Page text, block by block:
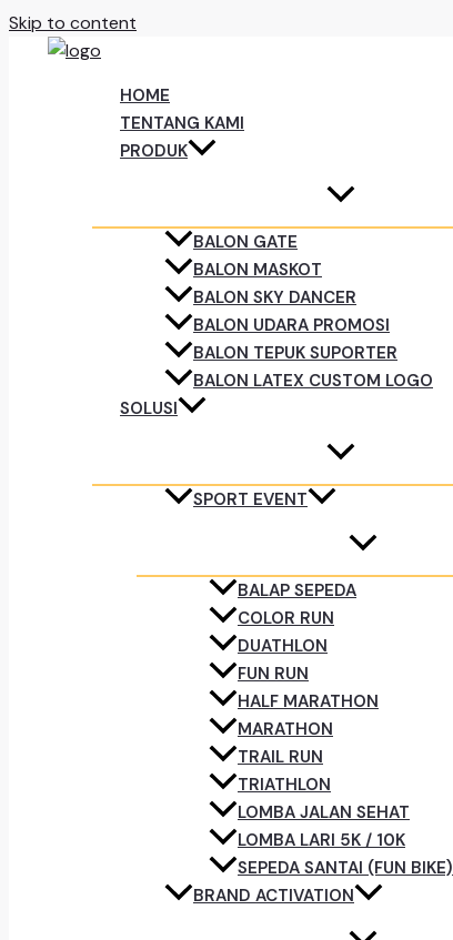
Skip to content
HOME
TENTANG KAMI
PRODUK
BALON GATE
BALON MASKOT
BALON SKY DANCER
BALON UDARA PROMOSI
BALON TEPUK SUPORTER
BALON LATEX CUSTOM LOGO
SOLUSI
SPORT EVENT
BALAP SEPEDA
COLOR RUN
DUATHLON
FUN RUN
HALF MARATHON
MARATHON
TRAIL RUN
TRIATHLON
LOMBA JALAN SEHAT
LOMBA LARI 5K / 10K
SEPEDA SANTAI (FUN BIKE)
BRAND ACTIVATION